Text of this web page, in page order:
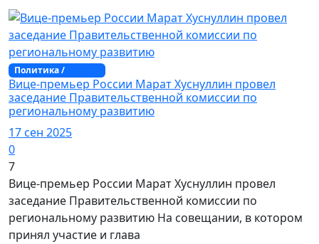
Политика /
Вице-премьер России Марат Хуснуллин провел
заседание Правительственной комиссии по
региональному развитию
17 сен 2025
0
7
Вице-премьер России Марат Хуснуллин провел
заседание Правительственной комиссии по
региональному развитию На совещании, в котором
принял участие и глава